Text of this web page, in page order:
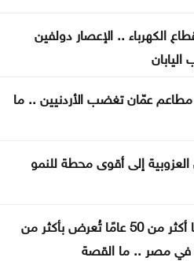
بصير خير
وعربي واسع مع استقبال
إعلامية خاصة بـاتفاقية مكة
الكهرباء .. الإعصار دولفين
عمّان تغضب الأردنيين .. ما
إلى أقوى محطة للنمو
سيارة عمرها أكثر من 50 عامًا تُعرض بأكثر من
في مصر .. ما القصة